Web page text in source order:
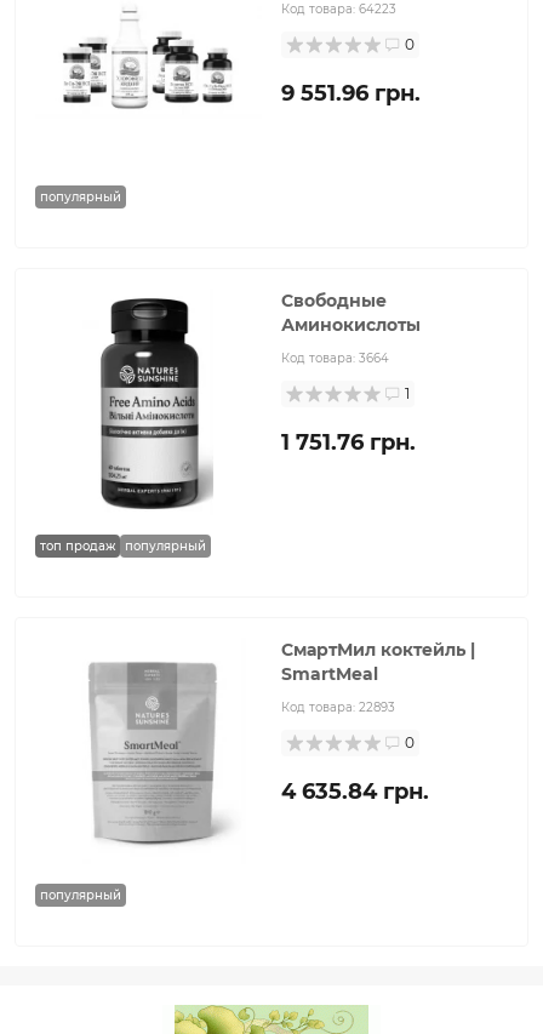
популярный
Код товара: 64223
0
9 551.96 грн.
топ продаж популярный
Свободные
Аминокислоты
Код товара: 3664
1
1 751.76 грн.
популярный
СмартМил коктейль |
SmartMeal
Код товара: 22893
0
4 635.84 грн.